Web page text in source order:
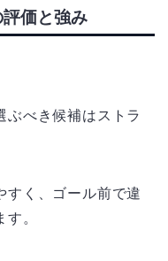
価と強み
ぶべき候補はストラ
すく、ゴール前で違
。